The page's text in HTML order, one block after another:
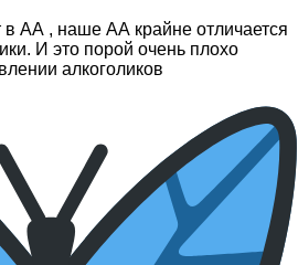
АА , наше АА крайне отличается
И это порой очень плохо
алкоголиков